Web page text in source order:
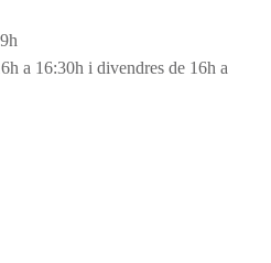
a 16:30h i divendres de 16h a